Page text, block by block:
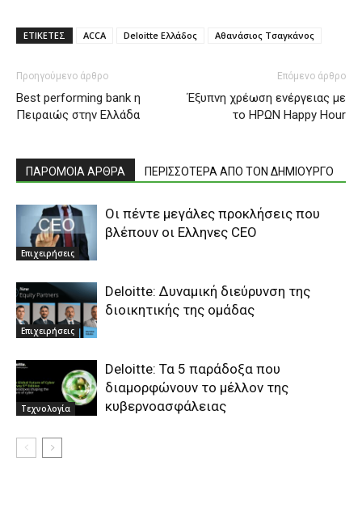
ΕΤΙΚΕΤΕΣ ACCA Deloitte Ελλάδος Αθανάσιος Τσαγκάνος
Προηγούμενο άρθρο
Best performing bank η
Πειραιώς στην Ελλάδα
Επόμενο άρθρο
Έξυπνη χρέωση ενέργειας με
το ΗΡΩΝ Happy Hour
ΠΑΡΟΜΟΙΑ ΑΡΘΡΑ ΠΕΡΙΣΣΟΤΕΡΑ ΑΠΟ ΤΟΝ ΔΗΜΙΟΥΡΓΟ
Επιχειρήσεις
Οι πέντε μεγάλες προκλήσεις που
βλέπουν οι Ελληνες CEO
Επιχειρήσεις
Deloitte: Δυναμική διεύρυνση της
διοικητικής της ομάδας
Τεχνολογία
Deloitte: Τα 5 παράδοξα που
διαμορφώνουν το μέλλον της
κυβερνοασφάλειας